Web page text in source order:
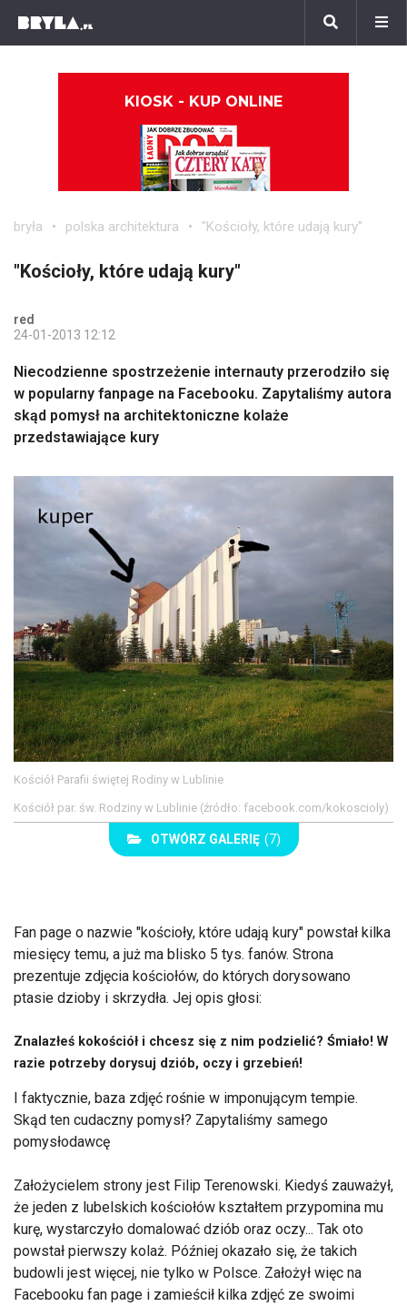
KIOSK - KUP ONLINE
bryła polska architektura "Kościoły, które udają kury"
"Kościoły, które udają kury"
red
24-01-2013 12:12
Niecodzienne spostrzeżenie internauty przerodziło się
w popularny fanpage na Facebooku. Zapytaliśmy autora
skąd pomysł na architektoniczne kolaże
przedstawiające kury
Kościół Parafii świętej Rodiny w Lublinie
Kościół par. św. Rodziny w Lublinie (źródło: facebook.com/kokoscioly)
OTWÓRZ GALERIĘ (7)
Fan page o nazwie "kościoły, które udają kury" powstał kilka
miesięcy temu, a już ma blisko 5 tys. fanów. Strona
prezentuje zdjęcia kościołów, do których dorysowano
ptasie dzioby i skrzydła. Jej opis głosi:
Znalazłeś kokościół i chcesz się z nim podzielić? Śmiało! W
razie potrzeby dorysuj dziób, oczy i grzebień!
I faktycznie, baza zdjęć rośnie w imponującym tempie.
Skąd ten cudaczny pomysł? Zapytaliśmy samego
pomysłodawcę
Założycielem strony jest Filip Terenowski. Kiedyś zauważył,
że jeden z lubelskich kościołów kształtem przypomina mu
kurę, wystarczyło domalować dziób oraz oczy... Tak oto
powstał pierwszy kolaż. Później okazało się, że takich
budowli jest więcej, nie tylko w Polsce. Założył więc na
Facebooku fan page i zamieścił kilka zdjęć ze swoimi